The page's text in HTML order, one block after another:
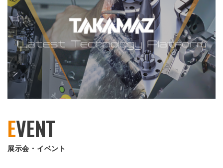
EVENT
展示会・イベント